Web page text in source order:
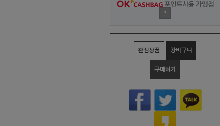
포인트사용 가맹점
?
관심상품 장바구니
구매하기